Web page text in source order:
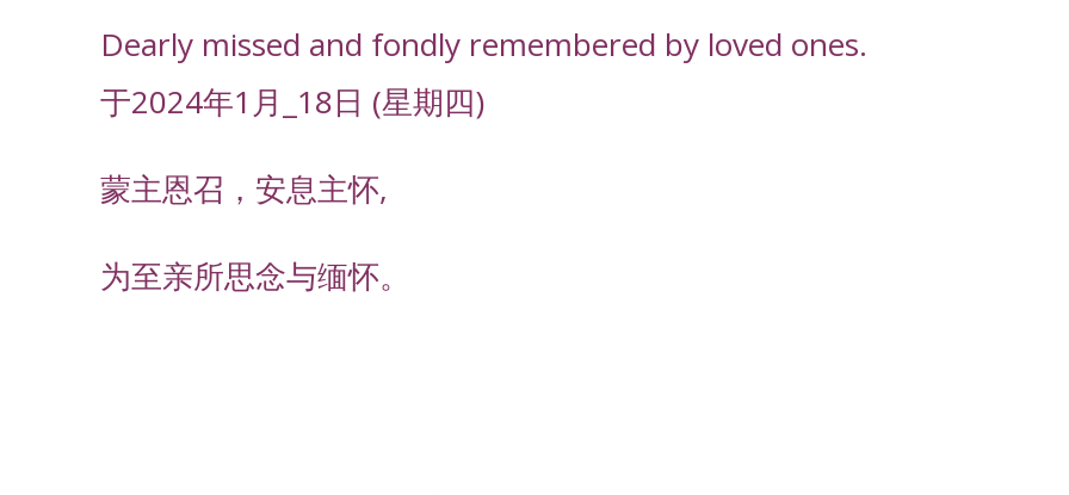
Dearly missed and fondly remembered by loved ones.
于2024年1月_18日 (星期四)
蒙主恩召，安息主怀,
为至亲所思念与缅怀。